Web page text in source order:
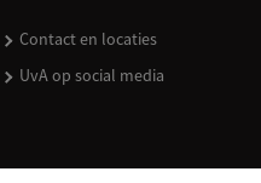
Contact en locaties
UvA op social media